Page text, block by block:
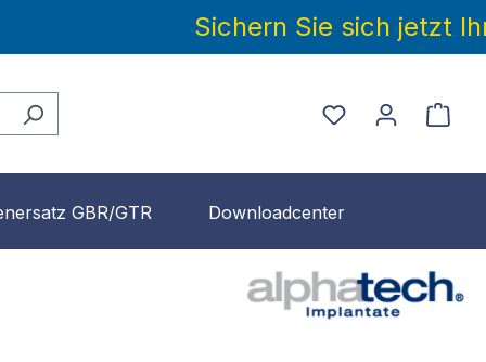
Sichern Sie sich jetzt
GBR/GTR Downloadcenter